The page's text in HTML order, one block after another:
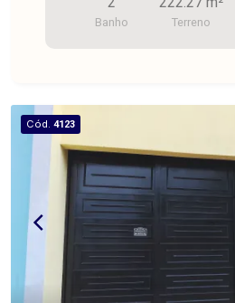
Banho Terreno
Cód. 4123